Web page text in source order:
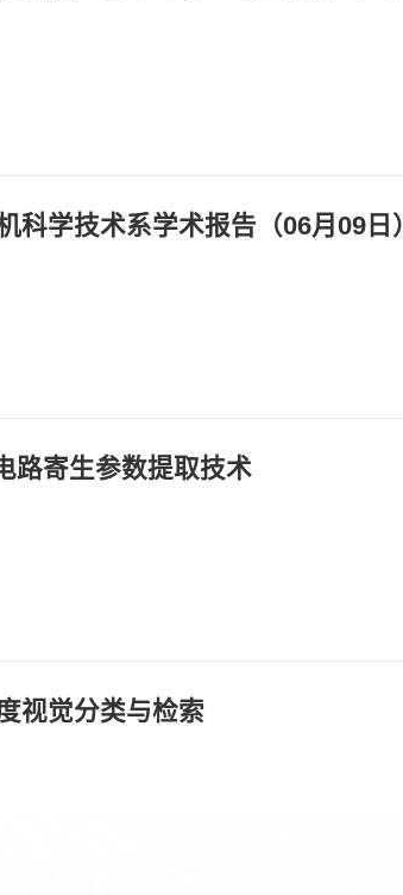
科学技术系学术报告（06月09日
路寄生参数提取技术
视觉分类与检索